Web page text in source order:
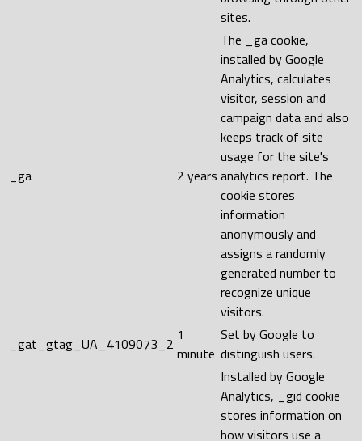
sites.
_ga 2 years
The _ga cookie,
installed by Google
Analytics, calculates
visitor, session and
campaign data and also
keeps track of site
usage for the site's
analytics report. The
cookie stores
information
anonymously and
assigns a randomly
generated number to
recognize unique
visitors.
_gat_gtag_UA_4109073_2 1
minute
Set by Google to
distinguish users.
Installed by Google
Analytics, _gid cookie
stores information on
how visitors use a